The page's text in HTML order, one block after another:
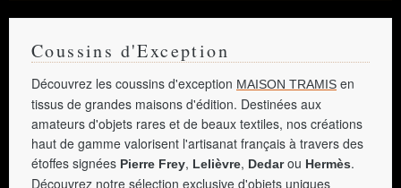
Coussins d'Exception
Découvrez les coussins d'exception MAISON TRAMIS en
tissus de grandes maisons d'édition. Destinées aux
amateurs d'objets rares et de beaux textiles, nos créations
haut de gamme valorisent l'artisanat français à travers des
étoffes signées Pierre Frey, Lelièvre, Dedarou Hermès.
Découvrez notre sélection exclusive d'objets uniques